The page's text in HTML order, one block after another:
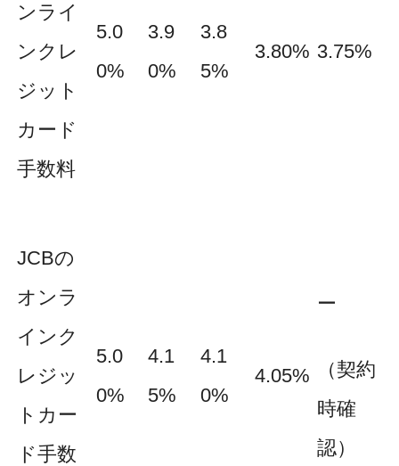
ンライ
ンクレ
ジット
カード
手数料
5.0
0%
3.9
0%
3.8
5%
3.80% 3.75%
JCBの
オンラ
インク
レジッ
トカー
ド手数
5.0
0%
4.1
5%
4.1
0%
4.05%
ー
（契約
時確
認）